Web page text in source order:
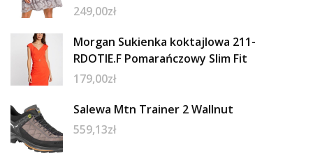
249,00zł
Morgan Sukienka koktajlowa 211-
RDOTIE.F Pomarańczowy Slim Fit
179,00zł
Salewa Mtn Trainer 2 Wallnut
559,13zł